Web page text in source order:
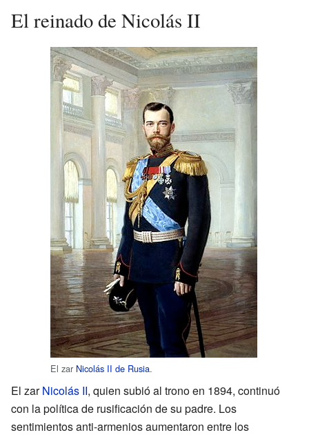
El reinado de Nicolás II
El zar Nicolás II de Rusia.
El zarNicolás II, quien subió al trono en 1894, continuó
con la política de rusificación de su padre. Los
sentimientos anti-armenios aumentaron entre los